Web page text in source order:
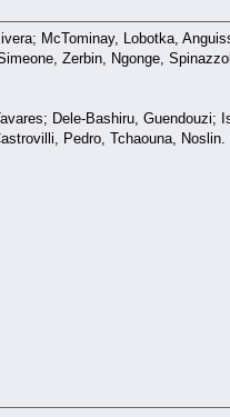
McTominay, Lobotka,
Zerbin, Ngonge,
Dele-Bashiru, Guendouzi;
Pedro, Tchaouna, Noslin.